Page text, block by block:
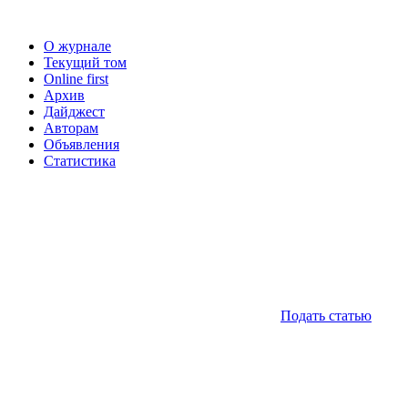
О журнале
Текущий том
Online first
Архив
Дайджест
Авторам
Объявления
Статистика
Подать статью